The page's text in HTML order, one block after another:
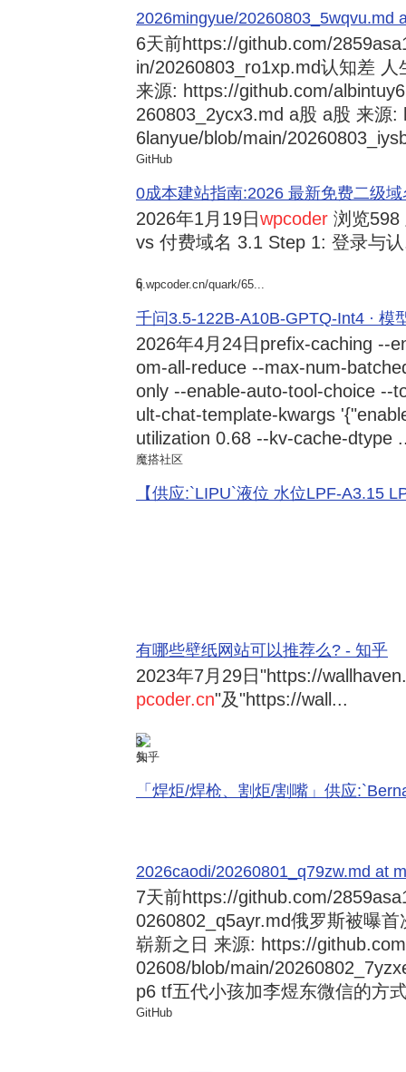
2026mingyue/20260803_5wqvu.md
6天前https://github.com/
in/20260803_ro1xp.md认知差
来源: https://github.com/
260803_2ycx3.md a股 a股 来源
6lanyue/blob/main/
GitHub
0成本建站指南:2026 最新免费二级
2026年1月19日wpcoder 浏览598
vs 付费域名 3.1 Step 1: 登录与
6
q.wpcoder.cn/quark/65...
千问3.5-122B-A10B-GPTQ-Int4 · 模
2026年4月24日 prefix-caching --
om-all-reduce --max-num-
only --enable-auto-tool-choice --
ult-chat-template-kwargs
utilization 0.68 --kv-cache-dtype
魔搭社区
【供应:`LIPU`液位 水位LPF-A3.15
有哪些壁纸网站可以推荐么? - 知乎
2023年7月29日 "https://
pcoder.cn"及"https://wall...
3
知乎
「焊炬/焊枪、割炬/割嘴」供应
2026caodi/20260801_q79zw.md at
7天前https://github.com/
0260802_q5ayr.md俄罗斯被曝
崭新之日 来源: https://
02608/blob/main/
p6 tf五代小孩加李煜东微信的方
GitHub